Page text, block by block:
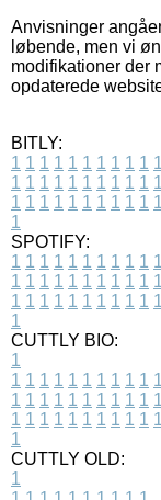
Anvisninger
løbende, men vi
modifikationer der
opdaterede
BITLY:
1 1 1 1 1 1 1 1 1 1 1
1 1 1 1 1 1 1 1 1 1 1
1 1 1 1 1 1 1 1 1 1 1
1
SPOTIFY:
1 1 1 1 1 1 1 1 1 1 1
1 1 1 1 1 1 1 1 1 1 1
1 1 1 1 1 1 1 1 1 1 1
1
CUTTLY BIO:
1
1 1 1 1 1 1 1 1 1 1 1
1 1 1 1 1 1 1 1 1 1 1
1 1 1 1 1 1 1 1 1 1 1
1
CUTTLY OLD:
1